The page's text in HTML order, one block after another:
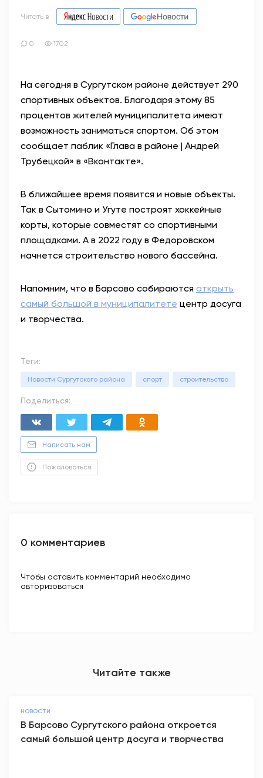
Читать в
0 1702
На сегодня в Сургутском районе действует 290
спортивных объектов. Благодаря этому 85
процентов жителей муниципалитета имеют
возможность заниматься спортом. Об этом
сообщает паблик «Глава в районе | Андрей
Трубецкой» в «Вконтакте».
В ближайшее время появится и новые объекты.
Так в Сытомино и Угуте построят хоккейные
корты, которые совместят со спортивными
площадками. А в 2022 году в Федоровском
начнется строительство нового бассейна.
Напомним, что в Барсово собираются открыть
самый большой в муниципалитете центр досуга
и творчества.
Теги:
Новости Сургутского района спорт строительство
Поделиться:
Написать нам
Пожаловаться
0 комментариев
Чтобы оставить комментарий необходимо
авторизоваться
Читайте также
НОВОСТИ
В Барсово Сургутского района откроется
самый большой центр досуга и творчества